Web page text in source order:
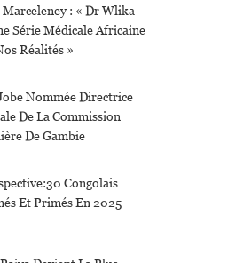
Marceleney : « Dr Wlika
Série Médicale Africaine
Réalités »
Nommée Directrice
De La Commission
De Gambie
Congolais
Et Primés En 2025